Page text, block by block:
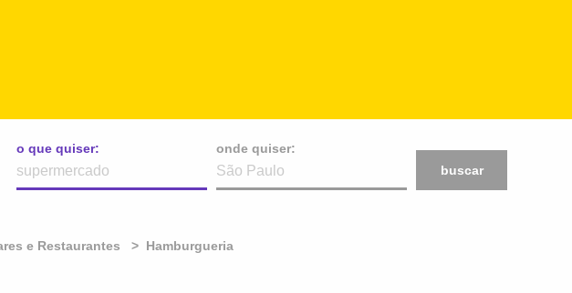
o que quiser:
onde quiser:
buscar
e Restaurantes Hamburgueria